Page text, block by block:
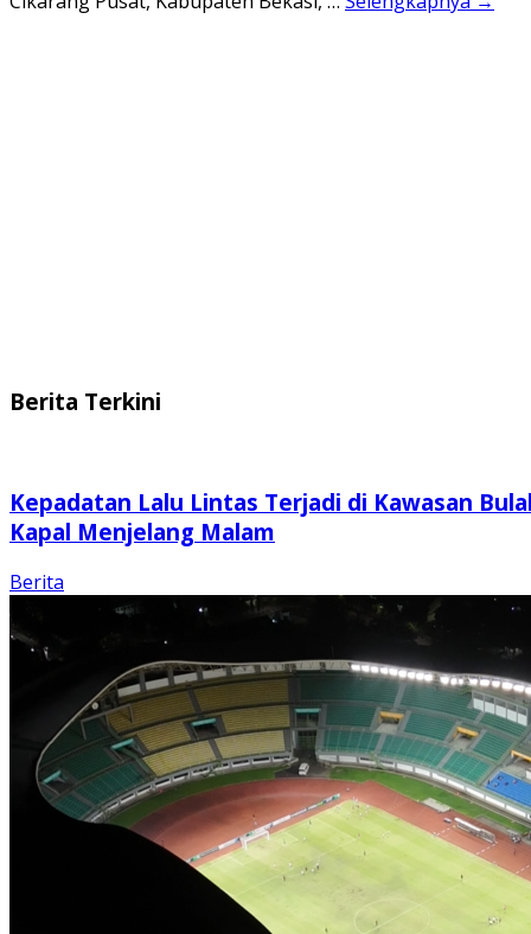
Berita Terkini
Kepadatan Lalu Lintas Terjadi di Kawasan
Kapal Menjelang Malam
Berita